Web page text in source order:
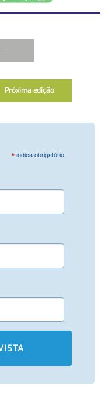
Próxima edição
*indica obrigatório